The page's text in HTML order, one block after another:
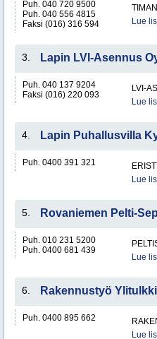
Puh. 040 720 9500
Puh. 040 556 4815
Faksi (016) 316 594
Lue
3. Lapin LVI-Asennus
Puh. 040 137 9204
Faksi (016) 220 093
LVI-
Lue
4. Lapin Puhallusvilla
Puh. 0400 391 321
Lue
5. Rovaniemen Pelti-
Puh. 010 231 5200
Puh. 0400 681 439
Lue
6. Rakennustyö
Puh. 0400 895 662
Lue